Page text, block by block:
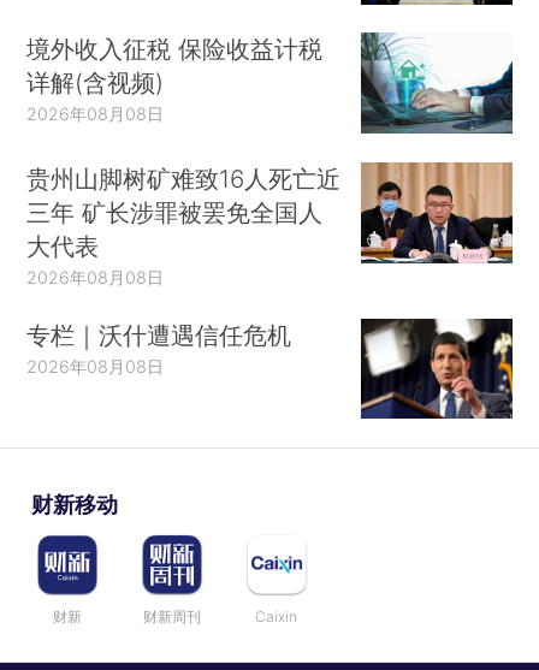
境外收入征税 保险收益计税
详解(含视频)
2026年08月08日
贵州山脚树矿难致16人死亡近
三年 矿长涉罪被罢免全国人
大代表
2026年08月08日
专栏｜沃什遭遇信任危机
2026年08月08日
财新移动
财新 财新周刊 Caixin